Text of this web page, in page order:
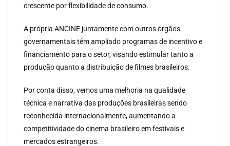
crescente por flexibilidade de consumo.
A própria ANCINE juntamente com outros órgãos
governamentais têm ampliado programas de incentivo e
financiamento para o setor, visando estimular tanto a
produção quanto a distribuição de filmes brasileiros.
Por conta disso, vemos uma melhoria na qualidade
técnica e narrativa das produções brasileiras sendo
reconhecida internacionalmente, aumentando a
competitividade do cinema brasileiro em festivais e
mercados estrangeiros.